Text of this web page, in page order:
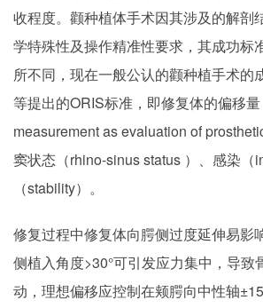
收程度。颧种植体手术因其涉及的解剖
学特殊性及操作精准性要求，其成功标
所不同，现在一般公认的颧种植手术的
等提出的ORIS标准，即修复体的偏移
measurement as evaluation of
窦状态（rhino-sinus status ）、感染（
（stability）。
修复过程中修复体向腭侧过度延伸易影
侧植入角度>30°可引发应力集中，导致
动，理想偏移应控制在颊腭向中性轴